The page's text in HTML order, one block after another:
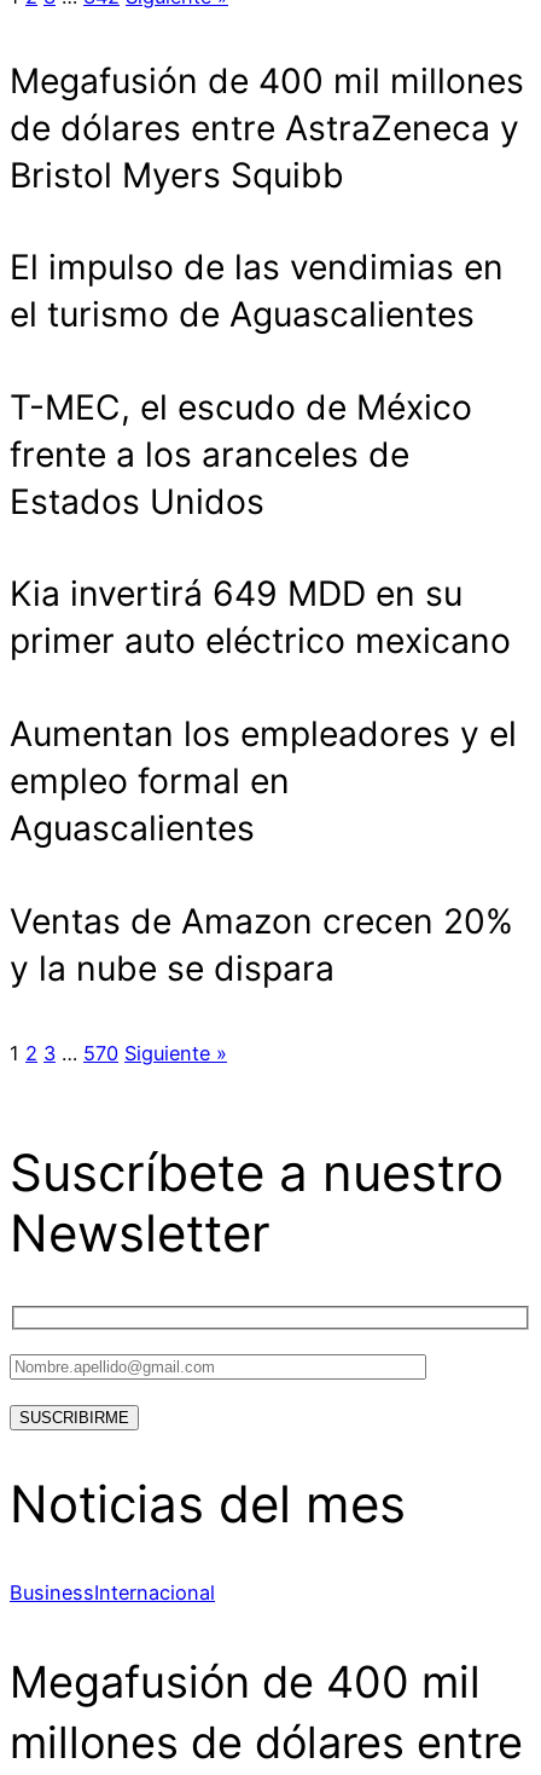
Megafusión de 400 mil millones
de dólares entre AstraZeneca y
Bristol Myers Squibb
El impulso de las vendimias en
el turismo de Aguascalientes
T-MEC, el escudo de México
frente a los aranceles de
Estados Unidos
Kia invertirá 649 MDD en su
primer auto eléctrico mexicano
Aumentan los empleadores y el
empleo formal en
Aguascalientes
Ventas de Amazon crecen 20%
y la nube se dispara
1 2 3 … 570 Siguiente »
Suscríbete a nuestro
Newsletter
Noticias del mes
BusinessInternacional
Megafusión de 400 mil
millones de dólares entre